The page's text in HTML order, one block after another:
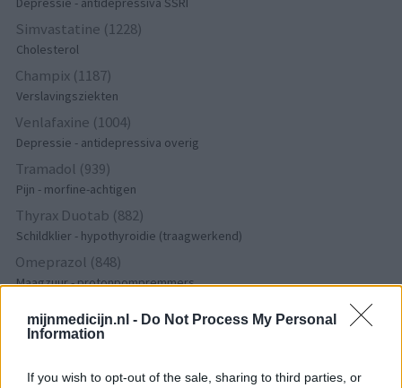
mijnmedicijn.nl - Do Not Process My Personal
Information
If you wish to opt-out of the sale, sharing to third parties, or
Simvastatine (1228)
Cholesterol
Champix (1187)
Verslavingsziekten
Venlafaxine (1004)
Depressie - antidepressiva overig
Tramadol (939)
Pijn - morfine-achtigen
Thyrax Duotab (882)
Schildklier - hypothyroidie (traagwerkend)
Omeprazol (848)
Maagzuur - protonpompremmers
Bloeddruk - betablokkers
Epilepsie